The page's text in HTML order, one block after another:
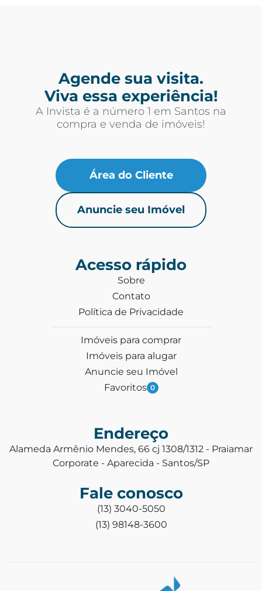
Agende sua visita.
Viva essa experiência!
A Invista é a número 1 em Santos na
compra e venda de imóveis!
Área do Cliente
Anuncie seu Imóvel
Acesso rápido
Sobre
Contato
Política de Privacidade
Imóveis para comprar
Imóveis para alugar
Anuncie seu Imóvel
Favoritos 0
Endereço
Alameda Armênio Mendes, 66 cj 1308/1312 - Praiamar
Corporate - Aparecida - Santos/SP
Fale conosco
(13) 3040-5050
(13) 98148-3600